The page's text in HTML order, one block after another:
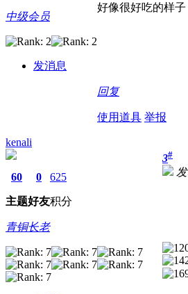
中级会员
发消息
好像很好吃的样
回复
使用道具 举报
kenali
60
主题
0
好友
625
积分
青铜长老
3#